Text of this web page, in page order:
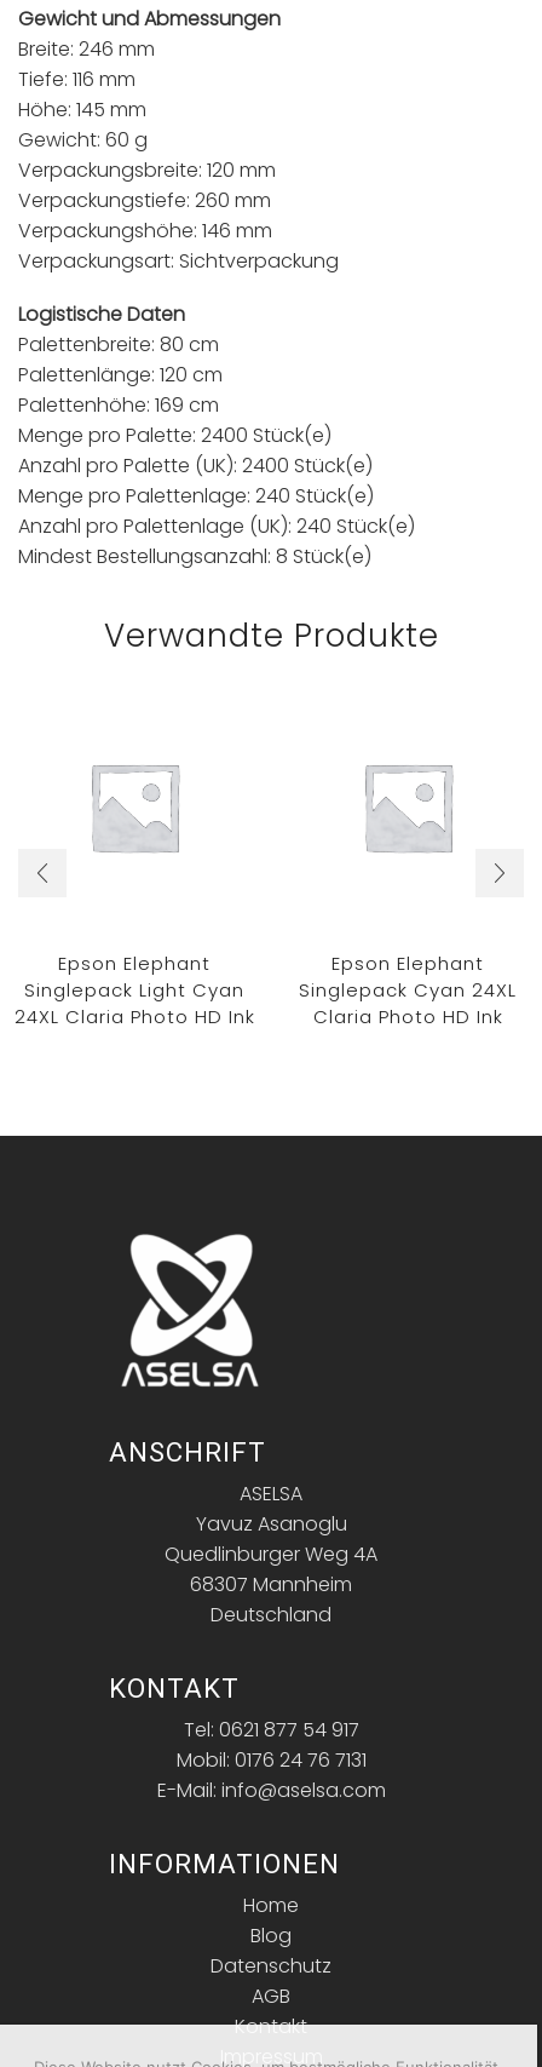
Gewicht und Abmessungen
Breite: 246 mm
Tiefe: 116 mm
Höhe: 145 mm
Gewicht: 60 g
Verpackungsbreite: 120 mm
Verpackungstiefe: 260 mm
Verpackungshöhe: 146 mm
Verpackungsart: Sichtverpackung
Logistische Daten
Palettenbreite: 80 cm
Palettenlänge: 120 cm
Palettenhöhe: 169 cm
Menge pro Palette: 2400 Stück(e)
Anzahl pro Palette (UK): 2400 Stück(e)
Menge pro Palettenlage: 240 Stück(e)
Anzahl pro Palettenlage (UK): 240 Stück(e)
Mindest Bestellungsanzahl: 8 Stück(e)
Verwandte Produkte
Epson Elephant
Singlepack Light Cyan
24XL Claria Photo HD Ink
Epson Elephant
Singlepack Cyan 24XL
Claria Photo HD Ink
ANSCHRIFT
ASELSA
Yavuz Asanoglu
Quedlinburger Weg 4A
68307 Mannheim
Deutschland
KONTAKT
Tel: 0621 877 54 917
Mobil: 0176 24 76 7131
E-Mail: info@aselsa.com
INFORMATIONEN
Home
Blog
Datenschutz
AGB
Kontakt
Impressum